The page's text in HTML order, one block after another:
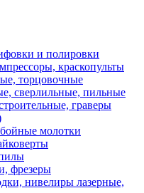
и полировки
краскопульты
торцовочные
сверлильные, пильные
граверы
молотки
фрезеры
нивелиры лазерные,